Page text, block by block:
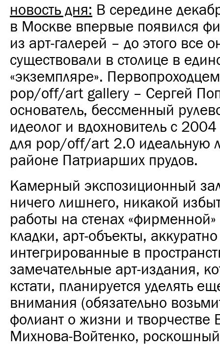
новость дня: В середине
в Москве впервые появился
из арт-галерей – до этого все
существовали в столице в
«экземпляре».
pop/off/art gallery – Сергей
основатель, бессменный
идеолог и вдохновитель с
для pop/off/art 2.0 идеальную
районе Патриарших прудов.
Камерный экспозиционный
ничего лишнего, никакой
работы на стенах
кладки, арт-объекты, аккуратно
интегрированные в
замечательные арт-издания,
кстати, планируется уделять
внимания (обязательно
фолиант о жизни и творчестве
Михнова-Войтенко,